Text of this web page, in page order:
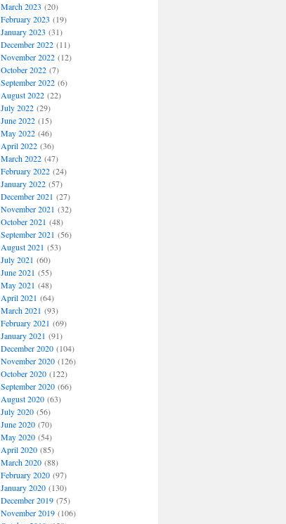
March 2023 (20)
February 2023 (19)
January 2023 (31)
December 2022(11)
November 2022(12)
October 2022(7)
September 2022(6)
August 2022(22)
July 2022(29)
June 2022(15)
May 2022(46)
April 2022(36)
March 2022(47)
February 2022(24)
January 2022(57)
December 2021 (27)
November 2021 (32)
October 2021 (48)
September 2021 (56)
August 2021 (53)
July 2021 (60)
June 2021 (55)
May 2021 (48)
April 2021 (64)
March 2021 (93)
February 2021 (69)
January 2021 (91)
December 2020(104)
November 2020(126)
October 2020(122)
September 2020(66)
August 2020(63)
July 2020(56)
June 2020(70)
May 2020(54)
April 2020(85)
March 2020(88)
February 2020(97)
January 2020(130)
December 2019(75)
November 2019(106)